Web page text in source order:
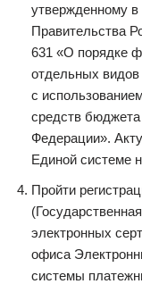
утвержденному в
Правительства
631 «О порядке
отдельных видов
с
средств
Федерации».
Единой системе
Пройти
электронных
офиса
системы